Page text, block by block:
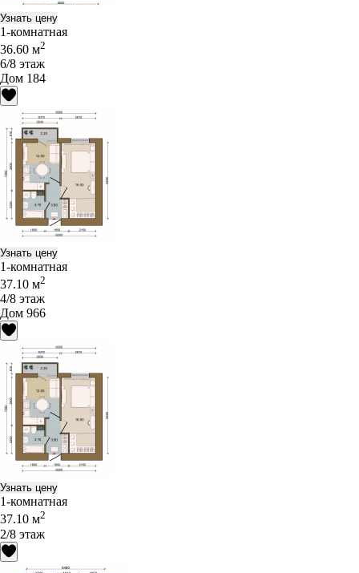
Узнать цену
1-комнатная
36.60 м2
6/8 этаж
Дом 184
Узнать цену
1-комнатная
37.10 м2
4/8 этаж
Дом 966
Узнать цену
1-комнатная
37.10 м2
2/8 этаж